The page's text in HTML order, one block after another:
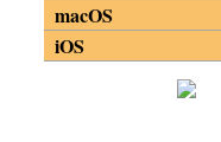
macOS
iOS